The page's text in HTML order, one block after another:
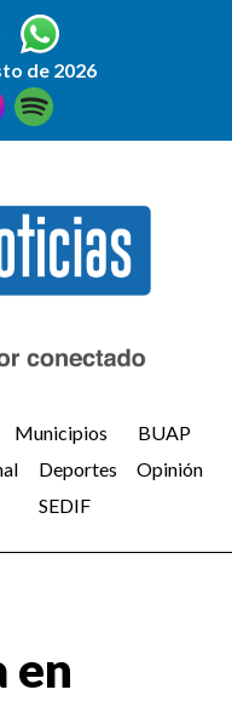
de 2026
Municipios
BUAP
Deportes
Opinión
SEDIF
en